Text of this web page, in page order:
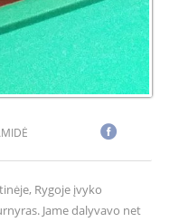
Rygoje įvyko
Jame dalyvavo net